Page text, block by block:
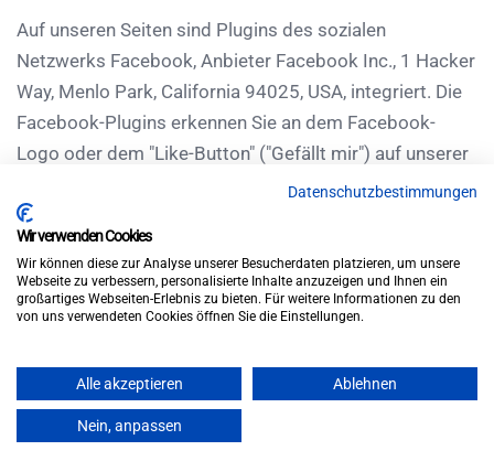
Auf unseren Seiten sind Plugins des sozialen
Netzwerks Facebook, Anbieter Facebook Inc., 1 Hacker
Way, Menlo Park, California 94025, USA, integriert. Die
Facebook-Plugins erkennen Sie an dem Facebook-
Logo oder dem "Like-Button" ("Gefällt mir") auf unserer
Seite. Eine Übersicht über die Facebook-Plugins finden
Sie hier:
https://developers.facebook.com/docs/plugins/
Wenn Sie unsere Seiten besuchen, wird über das Plugin
dem Facebook-Server hergestellt. Facebook erhält
dadurch die Information, dass Sie mit Ihrer IP-Adresse
unsere Seite besucht haben. Wenn Sie den Facebook
Datenschutzbestimmungen
Wir verwenden Cookies
Wir können diese zur Analyse unserer Besucherdaten platzieren, um unsere
Webseite zu verbessern, personalisierte Inhalte anzuzeigen und Ihnen ein
großartiges Webseiten-Erlebnis zu bieten. Für weitere Informationen zu den
von uns verwendeten Cookies öffnen Sie die Einstellungen.
Alle akzeptieren Ablehnen
Nein, anpassen